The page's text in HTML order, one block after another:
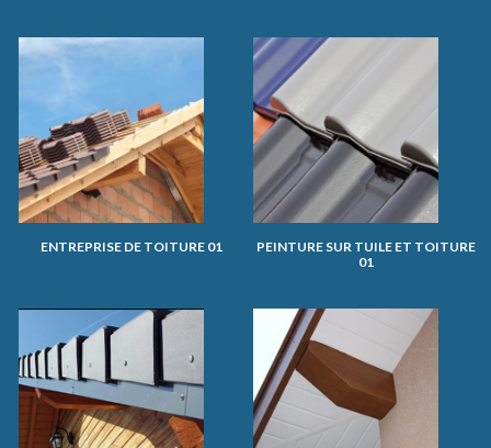
ENTREPRISE DE TOITURE 01
PEINTURE SUR TUILE ET TOITURE
01